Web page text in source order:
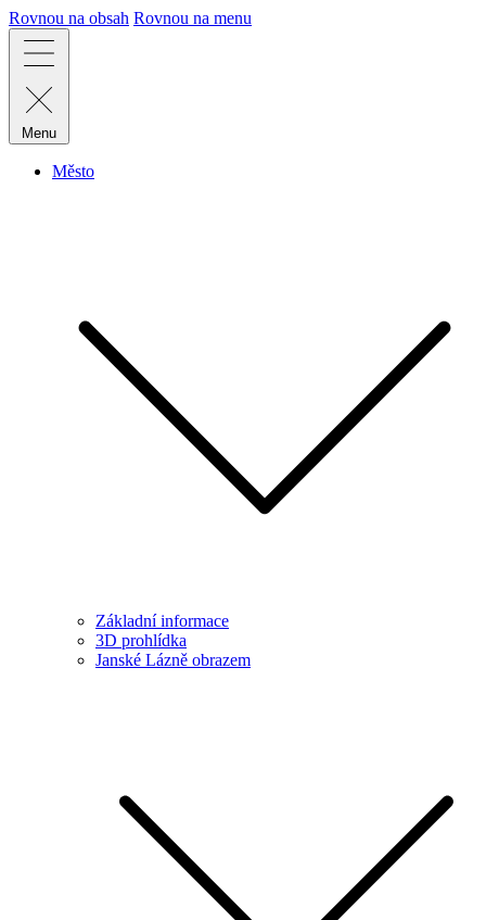
Rovnou na obsah Rovnou na menu
Menu
Město
Základní informace
3D prohlídka
Janské Lázně obrazem